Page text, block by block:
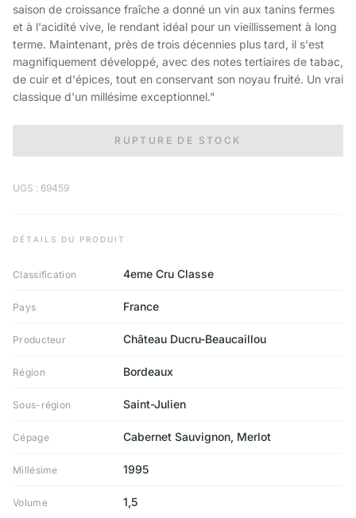
saison de croissance fraîche a donné un vin aux tanins fermes
et à l'acidité vive, le rendant idéal pour un vieillissement à long
terme. Maintenant, près de trois décennies plus tard, il s'est
magnifiquement développé, avec des notes tertiaires de tabac,
de cuir et d'épices, tout en conservant son noyau fruité. Un vrai
classique d'un millésime exceptionnel."
RUPTURE DE STOCK
UGS : 69459
DÉTAILS DU PRODUIT
Classification 4eme Cru Classe
Pays France
Producteur Château Ducru-Beaucaillou
Région Bordeaux
Sous-région Saint-Julien
Cépage Cabernet Sauvignon, Merlot
Millésime 1995
Volume 1,5